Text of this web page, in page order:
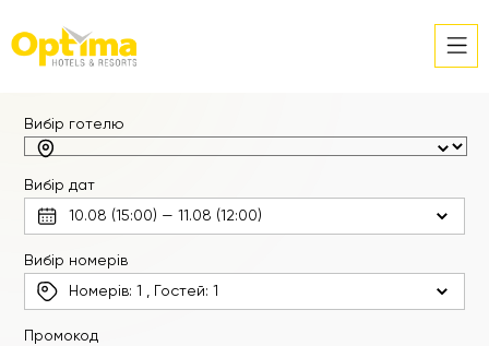
Вибір готелю
Вибір дат
Вибір номерів
Номерів:1 , Гостей: 1
Промокод